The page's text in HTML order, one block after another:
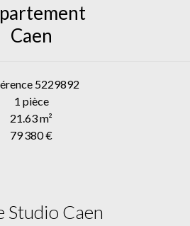
Caen
5229892
1 pièce
21.63m²
79 380 €
Studio Caen